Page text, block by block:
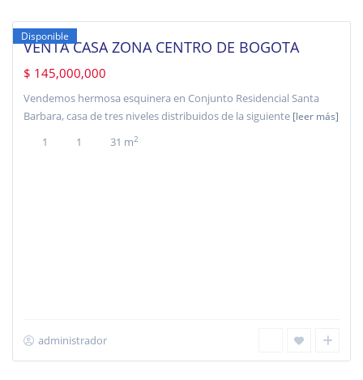
Disponible
VENTA CASA ZONA CENTRO DE BOGOTA
$ 145,000,000
Vendemos hermosa esquinera en Conjunto Residencial Santa
Barbara, casa de tres niveles distribuidos de la siguiente [leer más]
1 1 31 m2
administrador
Alsacia,